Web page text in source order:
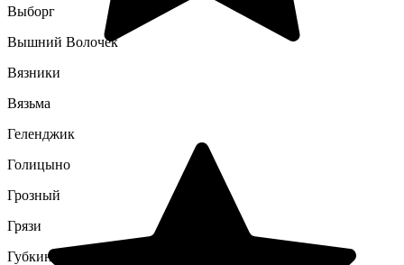
Выборг
Вышний Волочек
Вязники
Вязьма
Геленджик
Голицыно
Грозный
Грязи
Губкин